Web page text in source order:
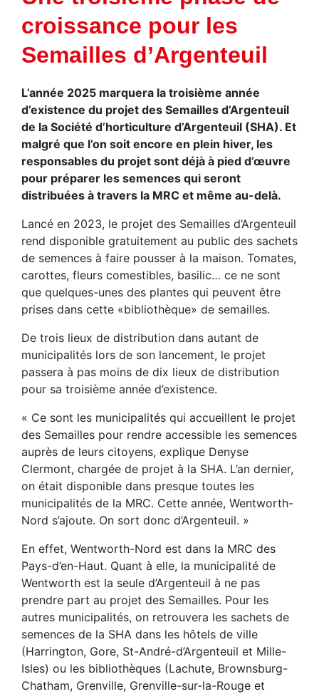
croissance pour les
Semailles d’Argenteuil
L’année 2025 marquera la troisième année
d’existence du projet des Semailles d’Argenteuil
de la Société d’horticulture d’Argenteuil (SHA). Et
malgré que l’on soit encore en plein hiver, les
responsables du projet sont déjà à pied d’œuvre
pour préparer les semences qui seront
distribuées à travers la MRC et même au-delà.
Lancé en 2023, le projet des Semailles d’Argenteuil
rend disponible gratuitement au public des sachets
de semences à faire pousser à la maison. Tomates,
carottes, fleurs comestibles, basilic… ce ne sont
que quelques-unes des plantes qui peuvent être
prises dans cette «bibliothèque» de semailles.
De trois lieux de distribution dans autant de
municipalités lors de son lancement, le projet
passera à pas moins de dix lieux de distribution
pour sa troisième année d’existence.
« Ce sont les municipalités qui accueillent le projet
des Semailles pour rendre accessible les semences
auprès de leurs citoyens, explique Denyse
Clermont, chargée de projet à la SHA. L’an dernier,
on était disponible dans presque toutes les
municipalités de la MRC. Cette année, Wentworth-
Nord s’ajoute. On sort donc d’Argenteuil. »
En effet, Wentworth-Nord est dans la MRC des
Pays-d’en-Haut. Quant à elle, la municipalité de
Wentworth est la seule d’Argenteuil à ne pas
prendre part au projet des Semailles. Pour les
autres municipalités, on retrouvera les sachets de
semences de la SHA dans les hôtels de ville
(Harrington, Gore, St-André-d’Argenteuil et Mille-
Isles) ou les bibliothèques (Lachute, Brownsburg-
Chatham, Grenville, Grenville-sur-la-Rouge et